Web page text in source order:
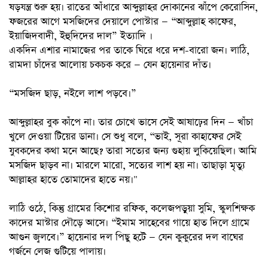
ষড়যন্ত্র শুরু হয়। রাতের আঁধারে আব্দুল্লাহর দোকানের ঝাঁপে কেরোসিন,
ফজরের আগে মসজিদের দেয়ালে পোস্টার — “আব্দুল্লাহ কাফের,
ইয়াজিদবাদী, ইহুদিদের দাল” ইত্যাদি ।
একদিন এশার নামাজের পর তাকে ঘিরে ধরে দশ-বারো জন। লাঠি,
রামদা চাঁদের আলোয় চকচক করে — যেন হায়েনার দাঁত।
“মসজিদ ছাড়, নইলে লাশ পড়বে।”
আব্দুল্লাহর বুক কাঁপে না। তার চোখে ভাসে সেই আষাঢ়ের দিন — খাঁচা
খুলে দেওয়া টিয়ের ডানা। সে শুধু বলে, “ভাই, সূরা কাহাফের সেই
যুবকদের কথা মনে আছে? তারা সত্যের জন্য গুহায় লুকিয়েছিল। আমি
মসজিদ ছাড়ব না। মারলে মারো, সত্যের লাশ হয় না। তাছাড়া মৃত্যু
আল্লাহর হাতে তোমাদের হাতে নয়।"
লাঠি ওঠে, কিন্তু গ্রামের কিশোর রফিক, কলেজপড়ুয়া সুমি, স্কুলশিক্ষক
কাদের মাস্টার দৌড়ে আসে। “ইমাম সাহেবের গায়ে হাত দিলে গ্রামে
আগুন জ্বলবে।” হায়েনার দল পিছু হটে — যেন কুকুরের দল বাঘের
গর্জনে লেজ গুটিয়ে পালায়।